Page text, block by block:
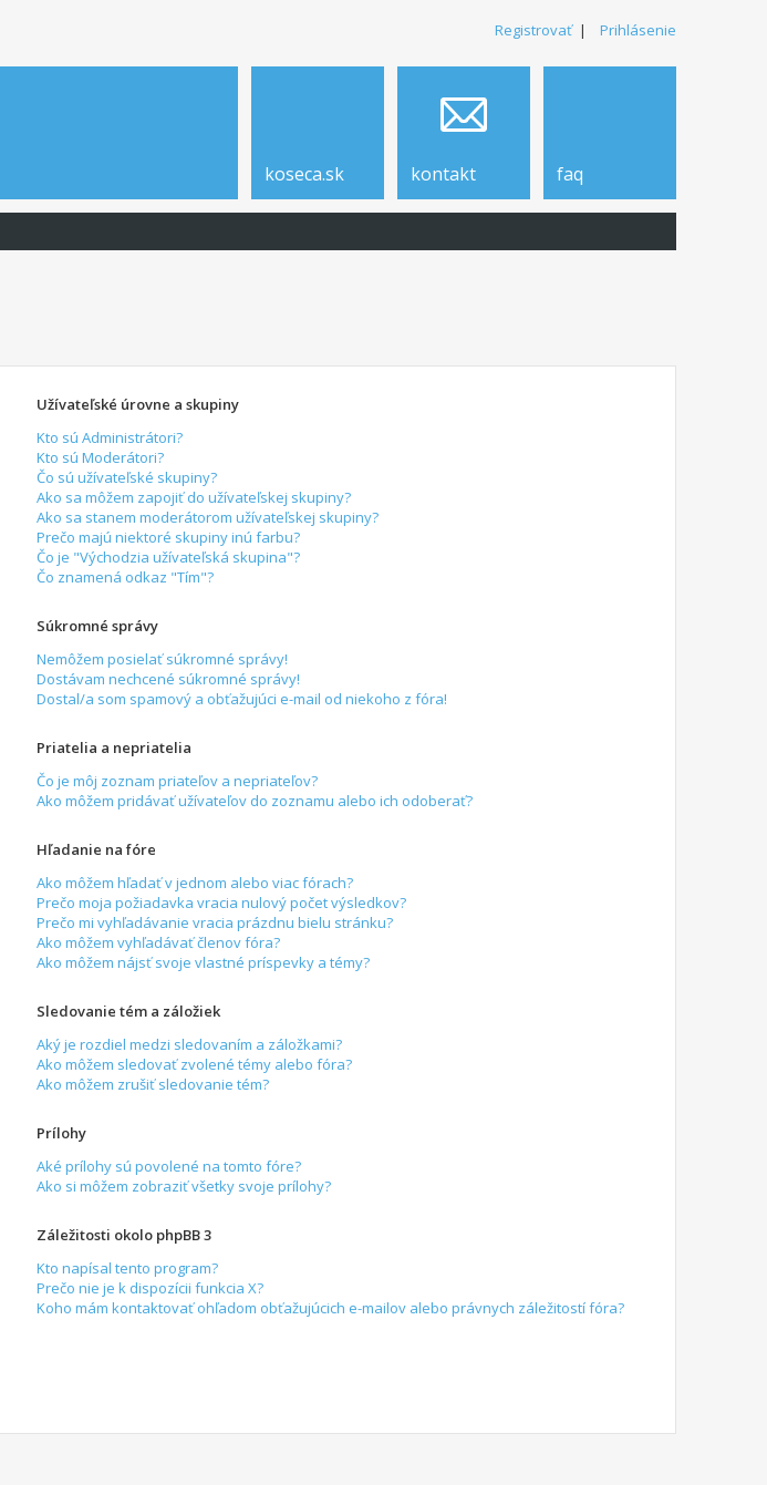
Registrovať| Prihlásenie
koseca.sk kontakt faq
Užívateľské úrovne a skupiny
Kto sú Administrátori?
Kto sú Moderátori?
Čo sú užívateľské skupiny?
Ako sa môžem zapojiť do užívateľskej skupiny?
Ako sa stanem moderátorom užívateľskej skupiny?
Prečo majú niektoré skupiny inú farbu?
Čo je "Východzia užívateľská skupina"?
Čo znamená odkaz "Tím"?
Súkromné správy
Nemôžem posielať súkromné správy!
Dostávam nechcené súkromné správy!
Dostal/a som spamový a obťažujúci e-mail od niekoho z fóra!
Priatelia a nepriatelia
Čo je môj zoznam priateľov a nepriateľov?
Ako môžem pridávať užívateľov do zoznamu alebo ich odoberať?
Hľadanie na fóre
Ako môžem hľadať v jednom alebo viac fórach?
Prečo moja požiadavka vracia nulový počet výsledkov?
Prečo mi vyhľadávanie vracia prázdnu bielu stránku?
Ako môžem vyhľadávať členov fóra?
Ako môžem nájsť svoje vlastné príspevky a témy?
Sledovanie tém a záložiek
Aký je rozdiel medzi sledovaním a záložkami?
Ako môžem sledovať zvolené témy alebo fóra?
Ako môžem zrušiť sledovanie tém?
Prílohy
Aké prílohy sú povolené na tomto fóre?
Ako si môžem zobraziť všetky svoje prílohy?
Záležitosti okolo phpBB 3
Kto napísal tento program?
Prečo nie je k dispozícii funkcia X?
Koho mám kontaktovať ohľadom obťažujúcich e-mailov alebo právnych záležitostí fóra?